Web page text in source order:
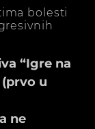
bolesti
“Igre na
u
ne